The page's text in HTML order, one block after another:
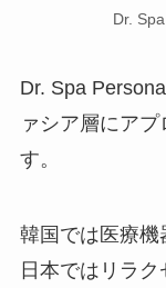
Dr.
Dr. Spa
ァシア層にア
す。
韓国では医療機
日本ではリラ